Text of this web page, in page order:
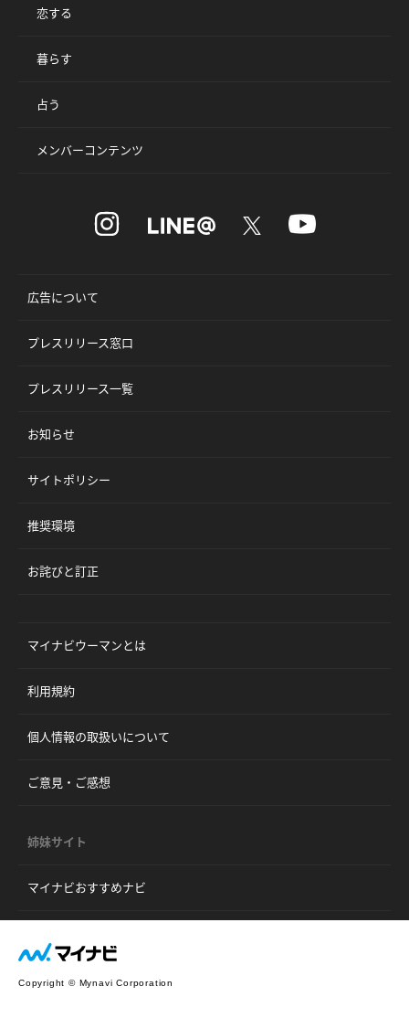
恋する
暮らす
占う
メンバーコンテンツ
広告について
プレスリリース窓口
プレスリリース一覧
お知らせ
サイトポリシー
推奨環境
お詫びと訂正
マイナビウーマンとは
利用規約
個人情報の取扱いについて
ご意見・ご感想
姉妹サイト
マイナビおすすめナビ
Copyright © Mynavi Corporation